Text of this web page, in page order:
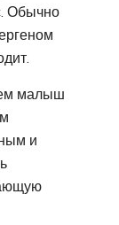
Обычно
малыш
и